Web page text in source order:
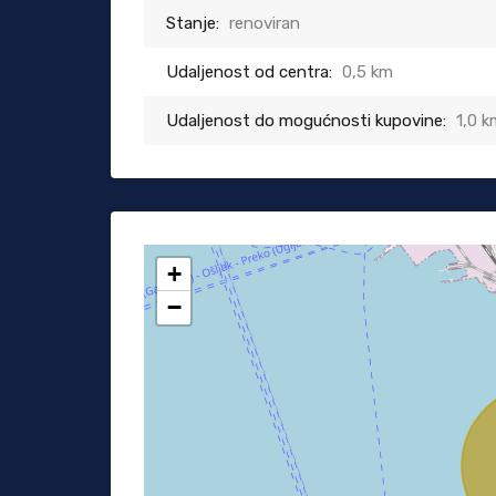
Stanje: renoviran
Udaljenost od centra: 0,5 km
Udaljenost do mogućnosti kupovine: 1,0
+
−